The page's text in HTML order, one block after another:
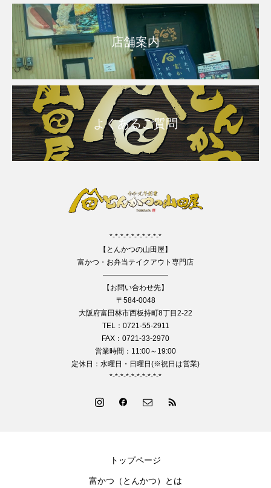
店舗案内
よくあるご質問
*-*-*-*-*-*-*-*-*-*
【とんかつの山田屋】
富かつ・お弁当テイクアウト専門店
—————————
【お問い合わせ先】
〒584-0048
大阪府富田林市西板持町8丁目2-22
TEL：0721-55-2911
FAX：0721-33-2970
営業時間：11:00～19:00
定休日：水曜日・日曜日(※祝日は営業)
*-*-*-*-*-*-*-*-*-*
トップページ
富かつ（とんかつ）とは